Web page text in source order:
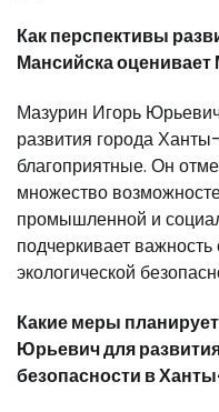
Как перспективы
Мансийска
Мазурин Игорь
развития города
благоприятные. Он
множество
промышленной и
подчеркивает
экологической
Какие меры
Юрьевич для
безопасности в